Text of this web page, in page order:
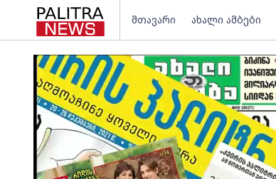
მთავარი ახალი ამბები